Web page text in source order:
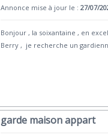
Annonce mise à jour le :27/07/
Bonjour , la soixantaine , en
Berry , je recherche un
garde maison appart